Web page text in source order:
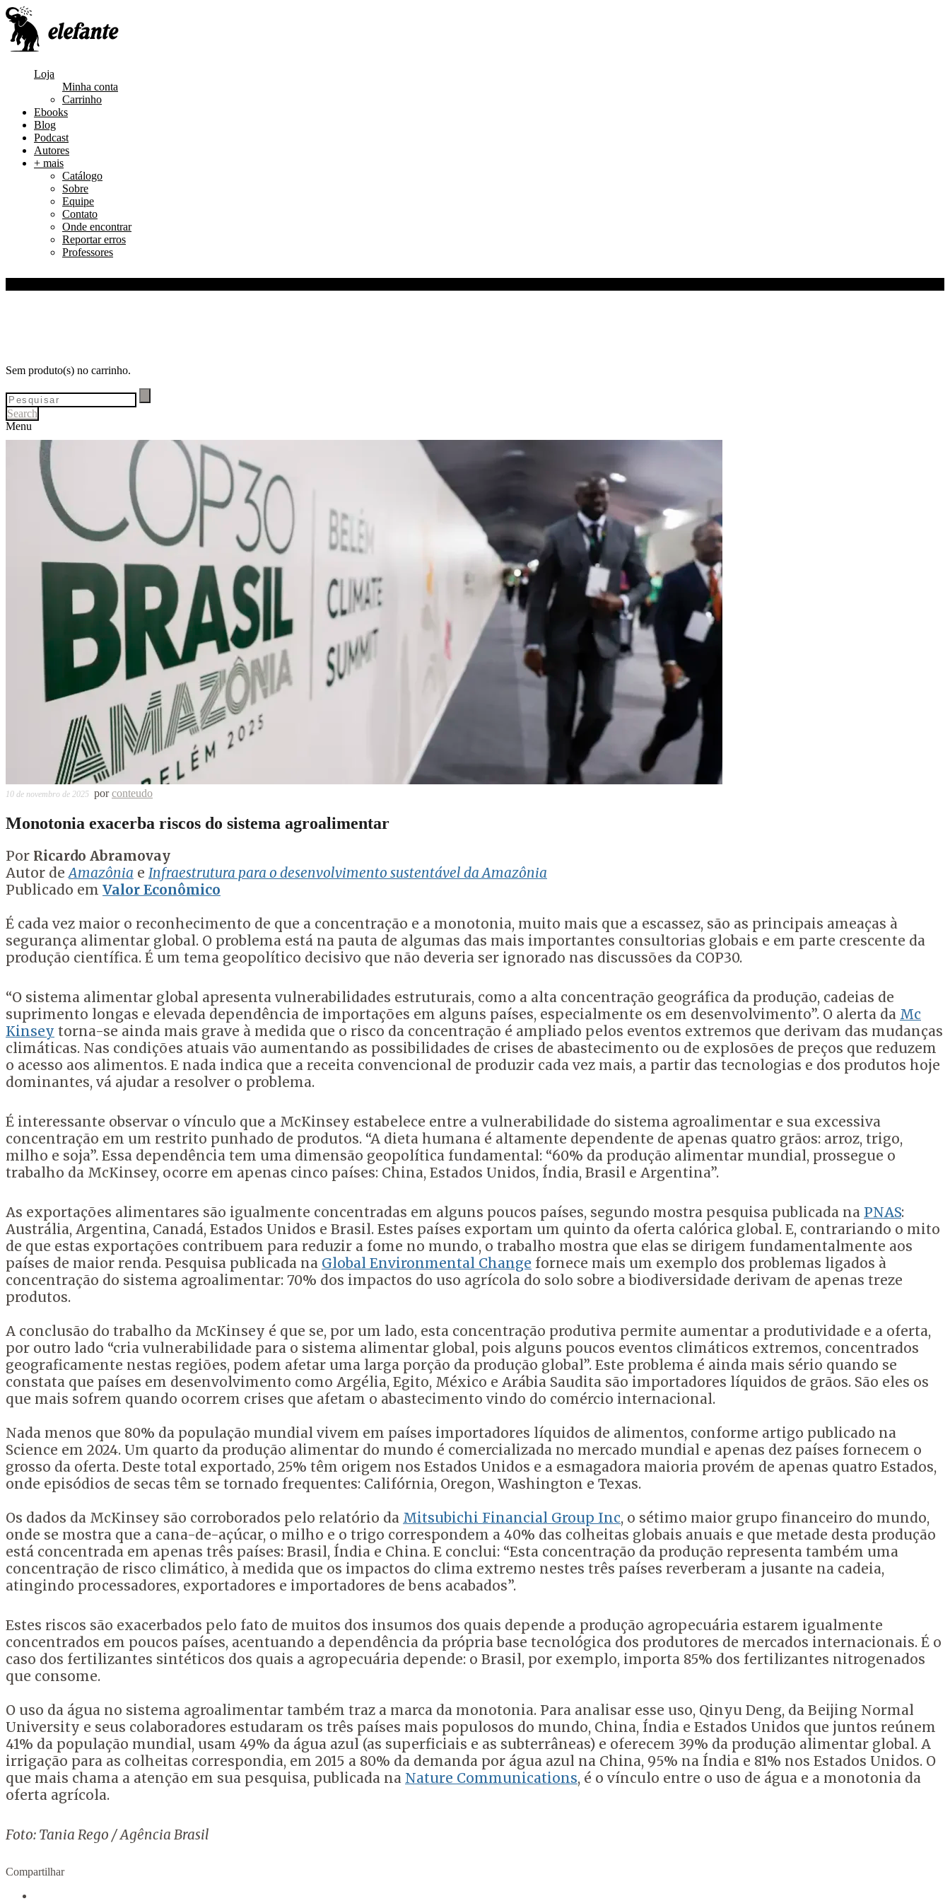
Loja
Minha conta
Carrinho
Ebooks
Blog
Podcast
Autores
+ mais
Catálogo
Sobre
Equipe
Contato
Onde encontrar
Reportar erros
Professores
Sem produto(s) no carrinho.
Search
Menu
10 de novembro de 2025 porconteudo
Monotonia exacerba riscos do sistema agroalimentar
Por Ricardo Abramovay
Autor de Amazônia e Infraestrutura para o desenvolvimento sustentável da Amazônia
Publicado em Valor Econômico
É cada vez maior o reconhecimento de que a concentração e a monotonia, muito mais que a escassez, são as principais ameaças à
segurança alimentar global. O problema está na pauta de algumas das mais importantes consultorias globais e em parte crescente da
produção científica. É um tema geopolítico decisivo que não deveria ser ignorado nas discussões da COP30.
“O sistema alimentar global apresenta vulnerabilidades estruturais, como a alta concentração geográfica da produção, cadeias de
suprimento longas e elevada dependência de importações em alguns países, especialmente os em desenvolvimento”. O alerta da Mc
Kinsey torna-se ainda mais grave à medida que o risco da concentração é ampliado pelos eventos extremos que derivam das mudanças
climáticas. Nas condições atuais vão aumentando as possibilidades de crises de abastecimento ou de explosões de preços que reduzem
o acesso aos alimentos. E nada indica que a receita convencional de produzir cada vez mais, a partir das tecnologias e dos produtos hoje
dominantes, vá ajudar a resolver o problema.
É interessante observar o vínculo que a McKinsey estabelece entre a vulnerabilidade do sistema agroalimentar e sua excessiva
concentração em um restrito punhado de produtos. “A dieta humana é altamente dependente de apenas quatro grãos: arroz, trigo,
milho e soja”. Essa dependência tem uma dimensão geopolítica fundamental: “60% da produção alimentar mundial, prossegue o
trabalho da McKinsey, ocorre em apenas cinco países: China, Estados Unidos, Índia, Brasil e Argentina”.
As exportações alimentares são igualmente concentradas em alguns poucos países, segundo mostra pesquisa publicada na PNAS:
Austrália, Argentina, Canadá, Estados Unidos e Brasil. Estes países exportam um quinto da oferta calórica global. E, contrariando o mito
de que estas exportações contribuem para reduzir a fome no mundo, o trabalho mostra que elas se dirigem fundamentalmente aos
países de maior renda. Pesquisa publicada na Global Environmental Change fornece mais um exemplo dos problemas ligados à
concentração do sistema agroalimentar: 70% dos impactos do uso agrícola do solo sobre a biodiversidade derivam de apenas treze
produtos.
A conclusão do trabalho da McKinsey é que se, por um lado, esta concentração produtiva permite aumentar a produtividade e a oferta,
por outro lado “cria vulnerabilidade para o sistema alimentar global, pois alguns poucos eventos climáticos extremos, concentrados
geograficamente nestas regiões, podem afetar uma larga porção da produção global”. Este problema é ainda mais sério quando se
constata que países em desenvolvimento como Argélia, Egito, México e Arábia Saudita são importadores líquidos de grãos. São eles os
que mais sofrem quando ocorrem crises que afetam o abastecimento vindo do comércio internacional.
Nada menos que 80% da população mundial vivem em países importadores líquidos de alimentos, conforme artigo publicado na
Science em 2024. Um quarto da produção alimentar do mundo é comercializada no mercado mundial e apenas dez países fornecem o
grosso da oferta. Deste total exportado, 25% têm origem nos Estados Unidos e a esmagadora maioria provém de apenas quatro Estados,
onde episódios de secas têm se tornado frequentes: Califórnia, Oregon, Washington e Texas.
Os dados da McKinsey são corroborados pelo relatório da Mitsubichi Financial Group Inc, o sétimo maior grupo financeiro do mundo,
onde se mostra que a cana-de-açúcar, o milho e o trigo correspondem a 40% das colheitas globais anuais e que metade desta produção
está concentrada em apenas três países: Brasil, Índia e China. E conclui: “Esta concentração da produção representa também uma
concentração de risco climático, à medida que os impactos do clima extremo nestes três países reverberam a jusante na cadeia,
atingindo processadores, exportadores e importadores de bens acabados”.
Estes riscos são exacerbados pelo fato de muitos dos insumos dos quais depende a produção agropecuária estarem igualmente
concentrados em poucos países, acentuando a dependência da própria base tecnológica dos produtores de mercados internacionais. É o
caso dos fertilizantes sintéticos dos quais a agropecuária depende: o Brasil, por exemplo, importa 85% dos fertilizantes nitrogenados
que consome.
O uso da água no sistema agroalimentar também traz a marca da monotonia. Para analisar esse uso, Qinyu Deng, da Beijing Normal
University e seus colaboradores estudaram os três países mais populosos do mundo, China, Índia e Estados Unidos que juntos reúnem
41% da população mundial, usam 49% da água azul (as superficiais e as subterrâneas) e oferecem 39% da produção alimentar global. A
irrigação para as colheitas correspondia, em 2015 a 80% da demanda por água azul na China, 95% na Índia e 81% nos Estados Unidos. O
que mais chama a atenção em sua pesquisa, publicada na Nature Communications, é o vínculo entre o uso de água e a monotonia da
oferta agrícola.
Foto: Tania Rego / Agência Brasil
Compartilhar